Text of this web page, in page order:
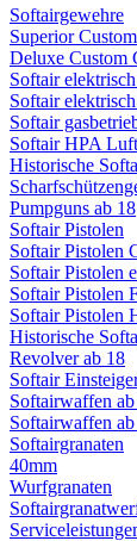
Softairgewehre
Superior
Deluxe Custom
Softair
Softair
Softair
Softair HPA
Historische
Pumpguns ab 18
Softair Pistolen
Softair Pistolen
Softair Pistolen
Softair Pistolen
Softair Pistolen
Historische
Revolver ab 18
Softair
Softairwaffen ab
Softairwaffen ab
Softairgranaten
40mm
Wurfgranaten